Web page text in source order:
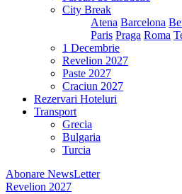
City Break
Atena Barcelona
Paris Praga Roma
1 Decembrie
Revelion 2027
Paste 2027
Craciun 2027
Rezervari Hoteluri
Transport
Grecia
Bulgaria
Turcia
Abonare NewsLetter
Revelion 2027